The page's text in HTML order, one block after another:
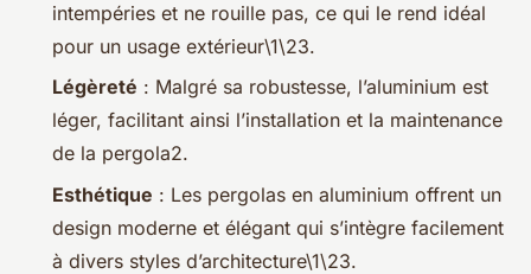
intempéries et ne rouille pas, ce qui le rend idéal
pour un usage extérieur\1\23.
Légèreté : Malgré sa robustesse, l’aluminium est
léger, facilitant ainsi l’installation et la maintenance
de la pergola2.
Esthétique : Les pergolas en aluminium offrent un
design moderne et élégant qui s’intègre facilement
à divers styles d’architecture\1\23.